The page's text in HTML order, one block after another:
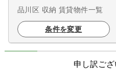
品川区 収納 賃貸物件一覧
条件を変更
申し訳ござ